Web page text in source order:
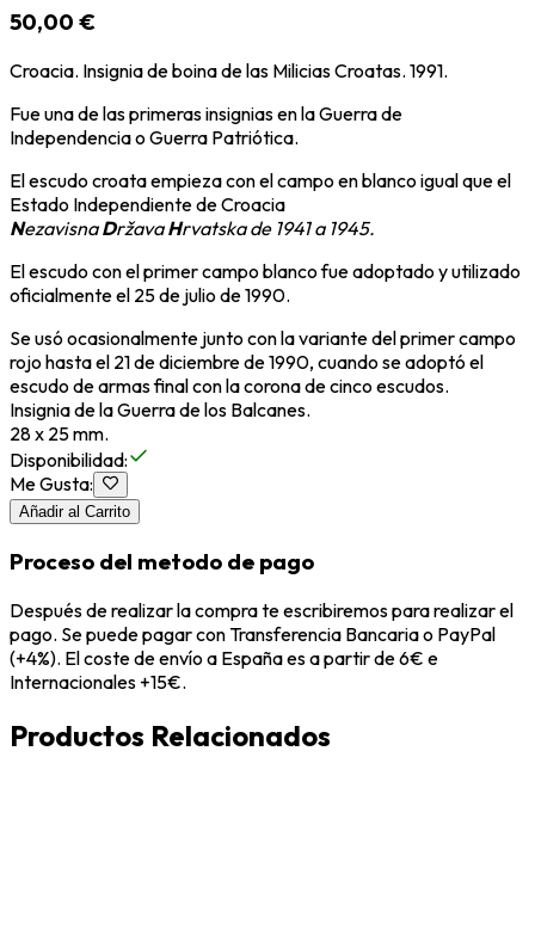
50,00 €
Croacia. Insignia de boina de las Milicias Croatas. 1991.
Fue una de las primeras insignias en la Guerra de
Independencia o Guerra Patriótica.
El escudo croata empieza con el campo en blanco igual que el
Estado Independiente de Croacia
NezavisnaDržavaHrvatska de 1941 a 1945.
El escudo con el primer campo blanco fue adoptado y utilizado
oficialmente el 25 de julio de 1990.
Se usó ocasionalmente junto con la variante del primer campo
rojo hasta el 21 de diciembre de 1990, cuando se adoptó el
escudo de armas final con la corona de cinco escudos.
Insignia de la Guerra de los Balcanes.
28 x 25 mm.
Disponibilidad:
Me Gusta:
Añadir al Carrito
Proceso del metodo de pago
Después de realizar la compra te escribiremos para realizar el
pago. Se puede pagar con Transferencia Bancaria o PayPal
(+4%). El coste de envío a España es a partir de 6€ e
Internacionales +15€.
Productos Relacionados